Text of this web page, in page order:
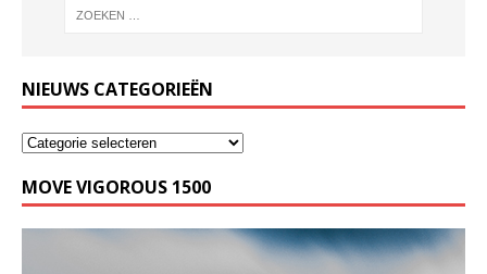
NIEUWS CATEGORIEËN
MOVE VIGOROUS 1500